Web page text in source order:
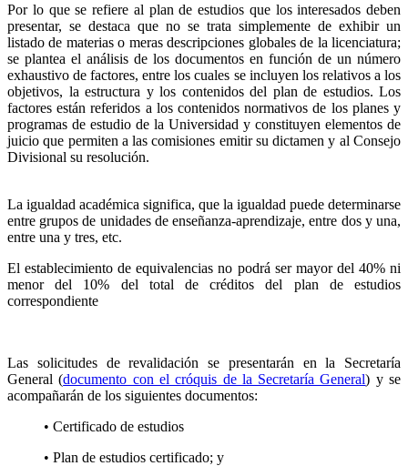
Por lo que se refiere al plan de estudios que los interesados deben
presentar, se destaca que no se trata simplemente de exhibir un
listado de materias o meras descripciones globales de la licenciatura;
se plantea el análisis de los documentos en función de un número
exhaustivo de factores, entre los cuales se incluyen los relativos a los
objetivos, la estructura y los contenidos del plan de estudios. Los
factores están referidos a los contenidos normativos de los planes y
programas de estudio de la Universidad y constituyen elementos de
juicio que permiten a las comisiones emitir su dictamen y al Consejo
Divisional su resolución.
La igualdad académica significa, que la igualdad puede determinarse
entre grupos de unidades de enseñanza-aprendizaje, entre dos y una,
entre una y tres, etc.
El establecimiento de equivalencias no podrá ser mayor del 40% ni
menor del 10% del total de créditos del plan de estudios
correspondiente
Las solicitudes de revalidación se presentarán en la Secretaría
General (documento con el cróquis de la Secretaría General) y se
acompañarán de los siguientes documentos:
• Certificado de estudios
• Plan de estudios certificado; y